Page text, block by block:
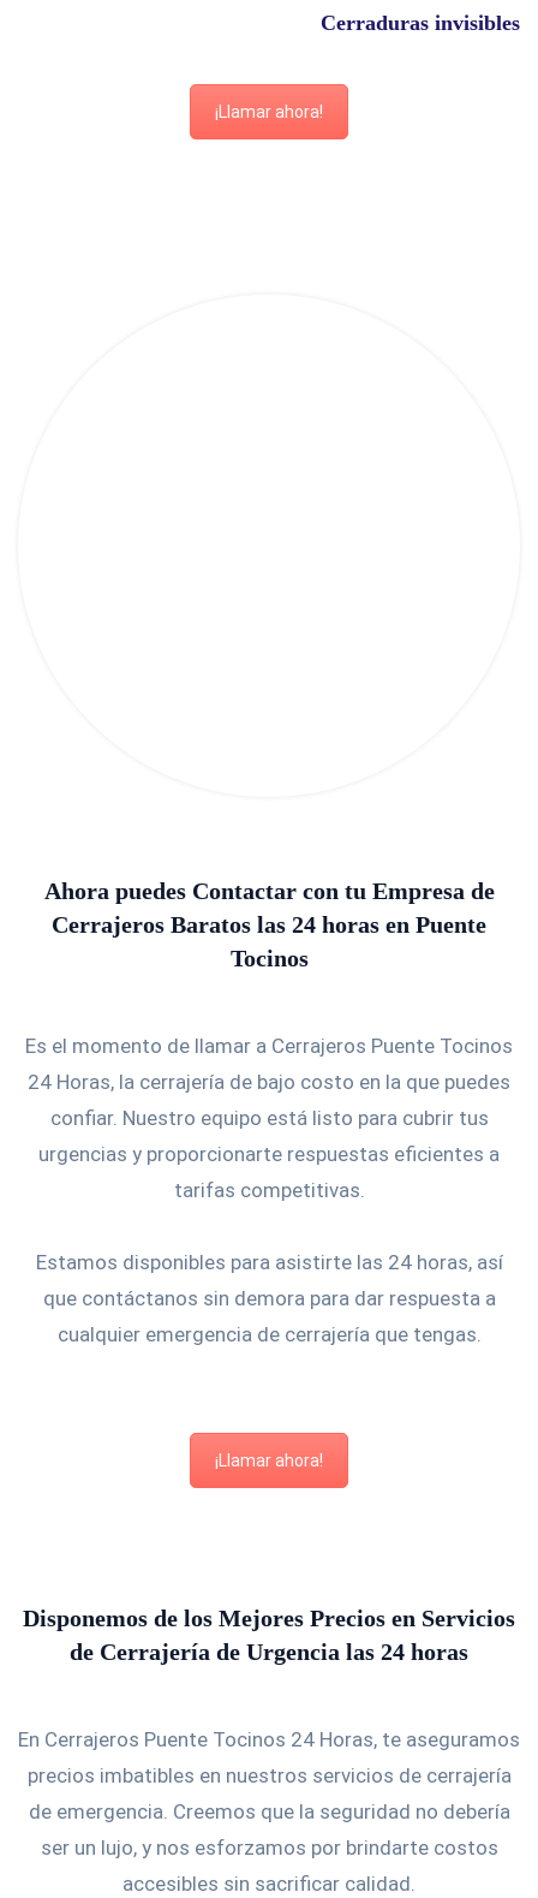
Cerraduras invisibles
¡Llamar ahora!
Ahora puedes Contactar con tu Empresa de
Cerrajeros Baratos las 24 horas en Puente
Tocinos
Es el momento de llamar a Cerrajeros Puente Tocinos
24 Horas, la cerrajería de bajo costo en la que puedes
confiar. Nuestro equipo está listo para cubrir tus
urgencias y proporcionarte respuestas eficientes a
tarifas competitivas.
Estamos disponibles para asistirte las 24 horas, así
que contáctanos sin demora para dar respuesta a
cualquier emergencia de cerrajería que tengas.
¡Llamar ahora!
Disponemos de los Mejores Precios en Servicios
de Cerrajería de Urgencia las 24 horas
En Cerrajeros Puente Tocinos 24 Horas, te aseguramos
precios imbatibles en nuestros servicios de cerrajería
de emergencia. Creemos que la seguridad no debería
ser un lujo, y nos esforzamos por brindarte costos
accesibles sin sacrificar calidad.